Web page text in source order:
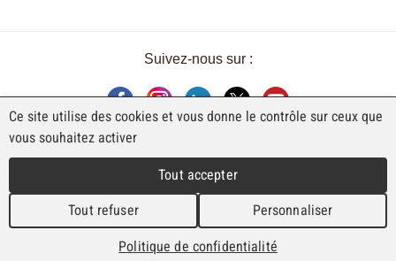
Suivez-nous sur :
UNE EXPOSITION DE FAJI SA
Rue Industrielle 98
CH-2740 Moutier
T. +41 (0)32 492 70 10
info@faji.ch
Impressum
Ce site utilise des cookies et vous donne le contrôle sur ceux que
vous souhaitez activer
Tout accepter
Tout refuser Personnaliser
Politique de confidentialité